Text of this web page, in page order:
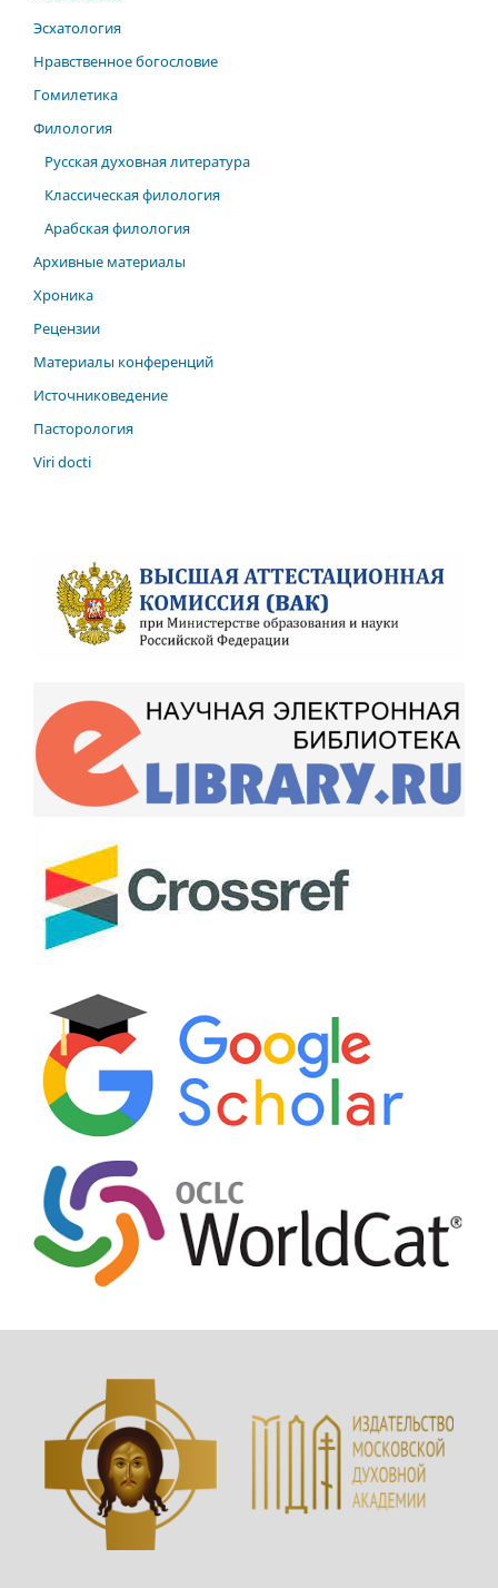
Эсхатология
Нравственное богословие
Гомилетика
Филология
Русская духовная литература
Классическая филология
Арабская филология
Архивные материалы
Хроника
Рецензии
Материалы конференций
Источниковедение
Пасторология
Viri docti